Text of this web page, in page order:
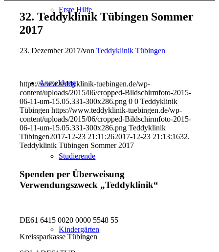
Erste Hilfe
Anmeldung
Studierende
Kindergärten
32. Teddyklinik Tübingen Sommer
2017
23. Dezember 2017/vonTeddyklinik Tübingen
https://www.teddyklinik-tuebingen.de/wp-
content/uploads/2015/06/cropped-Bildschirmfoto-2015-
06-11-um-15.05.331-300x286.png 0 0 Teddyklinik
Tübingen https://www.teddyklinik-tuebingen.de/wp-
content/uploads/2015/06/cropped-Bildschirmfoto-2015-
06-11-um-15.05.331-300x286.png Teddyklinik
Tübingen2017-12-23 21:11:262017-12-23 21:13:1632.
Teddyklinik Tübingen Sommer 2017
Spenden per Überweisung
Verwendungszweck „Teddyklinik“
DE61 6415 0020 0000 5548 55
Kreissparkasse Tübingen